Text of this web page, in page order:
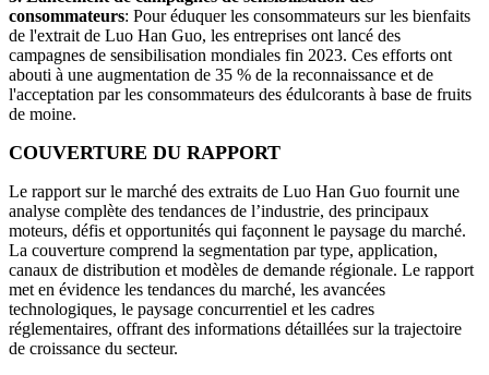
consommateurs: Pour éduquer les consommateurs sur les bienfaits
de l'extrait de Luo Han Guo, les entreprises ont lancé des
campagnes de sensibilisation mondiales fin 2023. Ces efforts ont
abouti à une augmentation de 35 % de la reconnaissance et de
l'acceptation par les consommateurs des édulcorants à base de fruits
de moine.
COUVERTURE DU RAPPORT
Le rapport sur le marché des extraits de Luo Han Guo fournit une
analyse complète des tendances de l’industrie, des principaux
moteurs, défis et opportunités qui façonnent le paysage du marché.
La couverture comprend la segmentation par type, application,
canaux de distribution et modèles de demande régionale. Le rapport
met en évidence les tendances du marché, les avancées
technologiques, le paysage concurrentiel et les cadres
réglementaires, offrant des informations détaillées sur la trajectoire
de croissance du secteur.